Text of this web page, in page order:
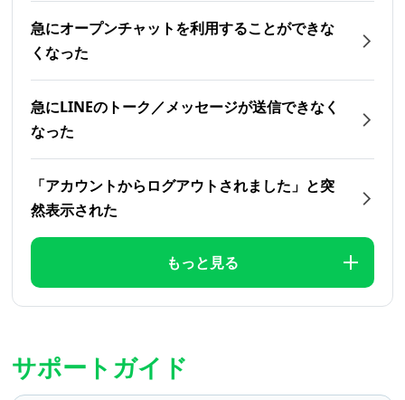
急にオープンチャットを利用することができな
くなった
急にLINEのトーク／メッセージが送信できなく
なった
「アカウントからログアウトされました」と突
然表示された
もっと見る
サポートガイド